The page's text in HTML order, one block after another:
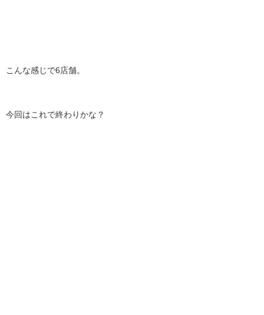
こんな感じで6店舗。
今回はこれで終わりかな？